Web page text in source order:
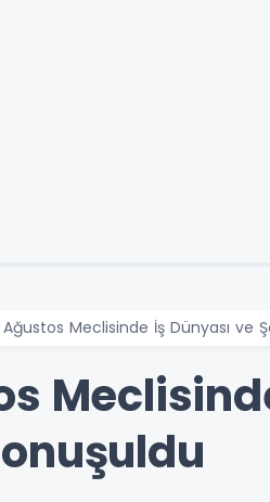
Ağustos Meclisinde İş Dünyası ve